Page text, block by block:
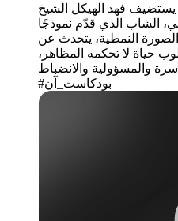
فهد الهيكل الشيخ
الشاب الذي قدّم نموذجًا
الصورة النمطية، يتحدث عن
حياة لا تحكمه المظاهر،
والمسؤولية والانضباط
#بودكاست_آن